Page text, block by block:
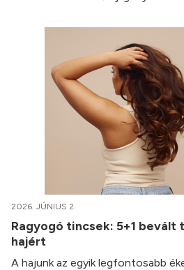
2026. JÚNIUS 2.
Ragyogó tincsek: 5+1 bevált
hajért
A hajunk az egyik legfontosabb